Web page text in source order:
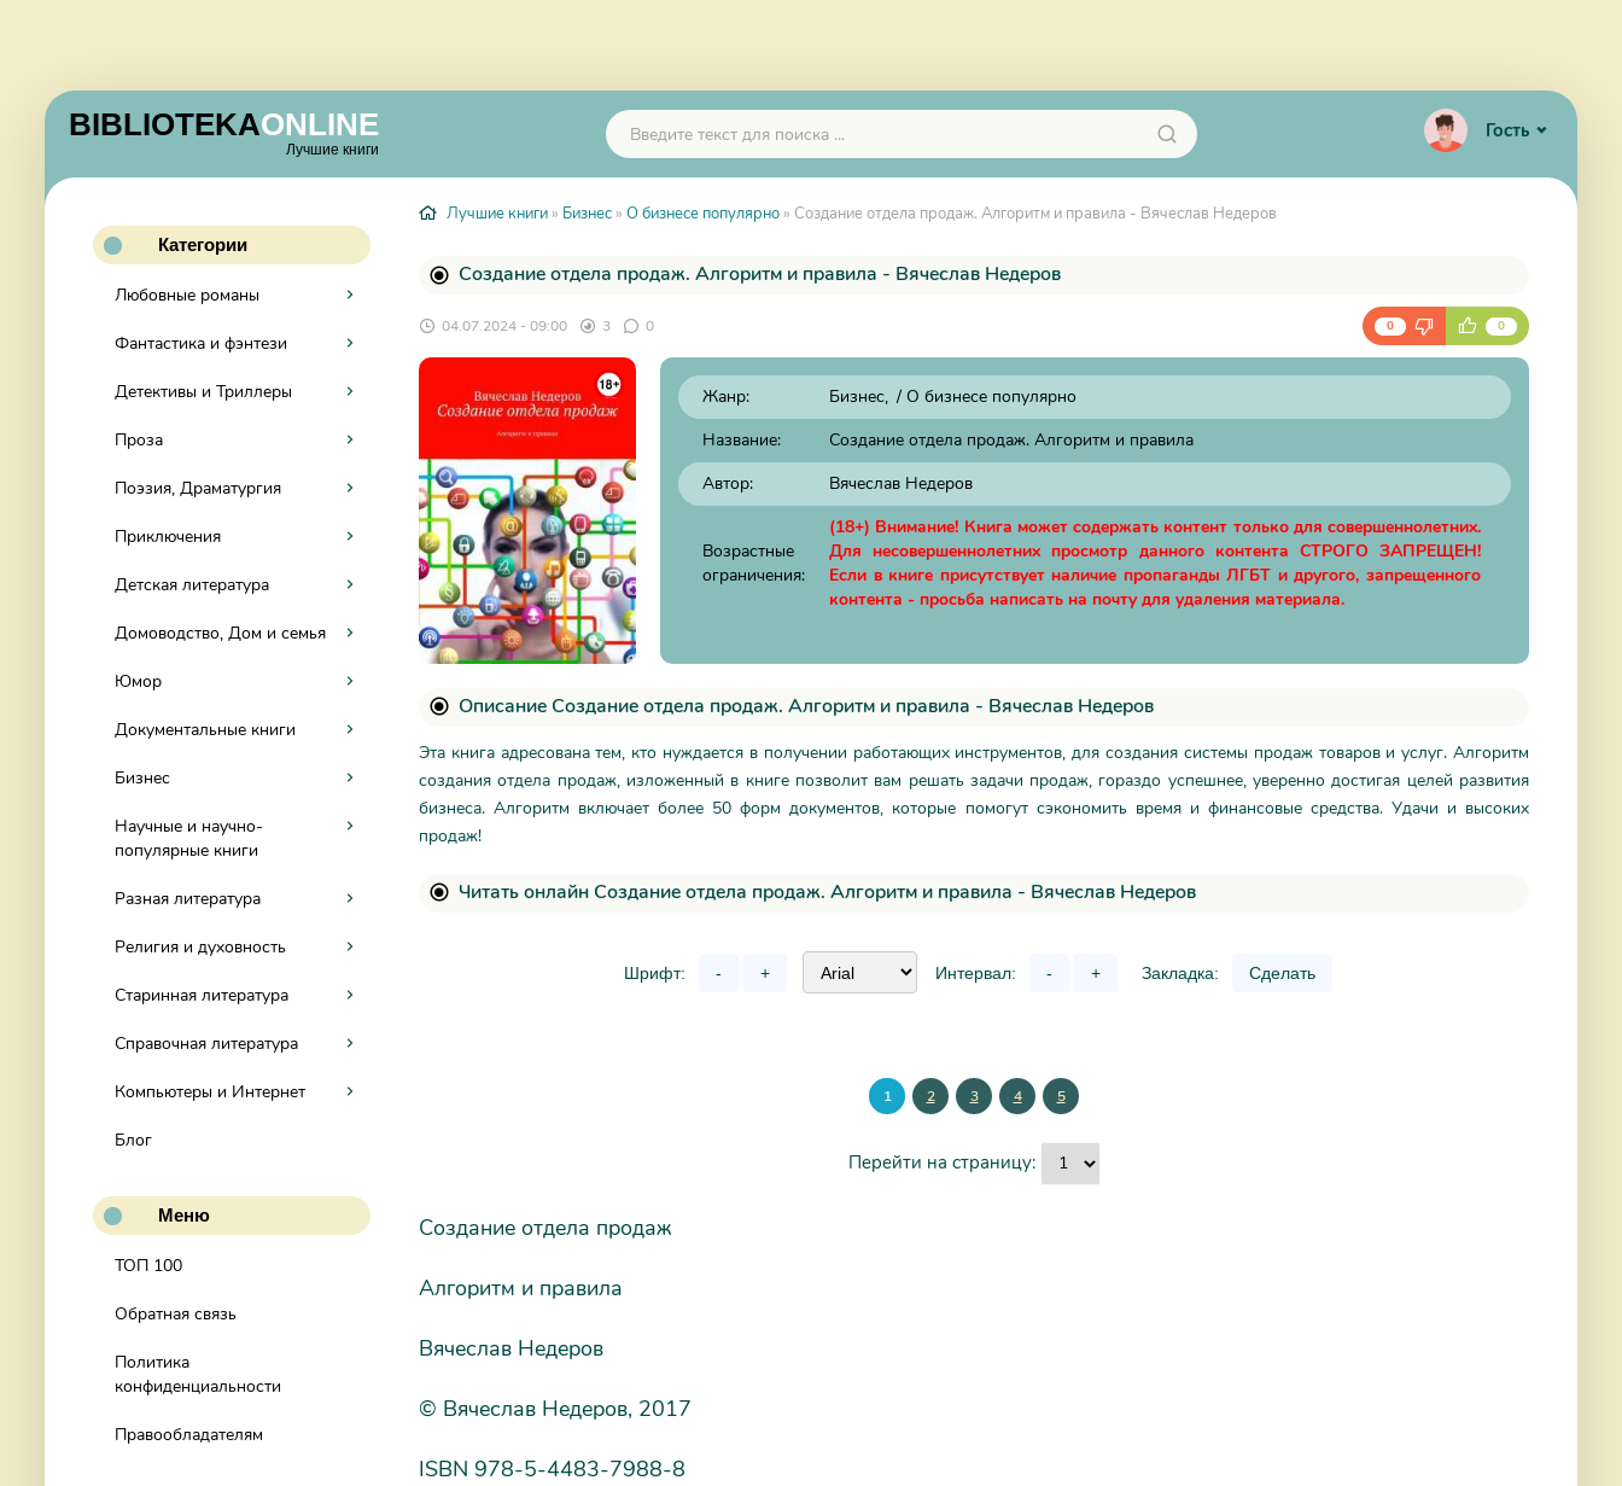
BIBLIOTEKAONLINE
Лучшие книги
Гость
Категории
Любовные романы
Фантастика и фэнтези
Детективы и Триллеры
Проза
Поэзия, Драматургия
Приключения
Детская литература
Домоводство, Дом и семья
Юмор
Документальные книги
Бизнес
Научные и научно-
популярные книги
Разная литература
Религия и духовность
Старинная литература
Справочная литература
Компьютеры и Интернет
Блог
Меню
ТОП 100
Обратная связь
Политика
конфиденциальности
Правообладателям
Лучшие книги » Бизнес » О бизнесе популярно » Создание отдела продаж. Алгоритм и правила - Вячеслав Недеров
Создание отдела продаж. Алгоритм и правила - Вячеслав Недеров
04.07.2024 - 09:00 3 0 0 0
Жанр: Бизнес / О бизнесе популярно
Название:
Создание отдела продаж. Алгоритм и правила
Автор:
Вячеслав Недеров
Возрастные
ограничения:
(18+) Внимание! Книга может содержать контент только для совершеннолетних.
Для несовершеннолетних просмотр данного контента СТРОГО ЗАПРЕЩЕН!
Если в книге присутствует наличие пропаганды ЛГБТ и другого, запрещенного
контента - просьба написать на почту для удаления материала.
Описание Создание отдела продаж. Алгоритм и правила - Вячеслав Недеров
Эта книга адресована тем, кто нуждается в получении работающих инструментов, для создания системы продаж товаров и услуг. Алгоритм
создания отдела продаж, изложенный в книге позволит вам решать задачи продаж, гораздо успешнее, уверенно достигая целей развития
бизнеса. Алгоритм включает более 50 форм документов, которые помогут сэкономить время и финансовые средства. Удачи и высоких
продаж!
Читать онлайн Создание отдела продаж. Алгоритм и правила - Вячеслав Недеров
Шрифт: - + Интервал: - + Закладка: Сделать
1 2 3 4 5
Перейти на страницу:
Создание отдела продаж
Алгоритм и правила
Вячеслав Недеров
© Вячеслав Недеров, 2017
ISBN 978-5-4483-7988-8